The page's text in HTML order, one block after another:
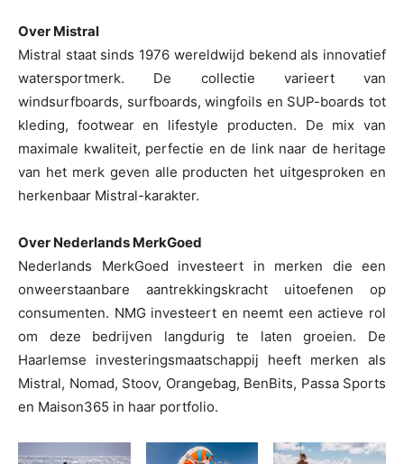
Over Mistral
Mistral staat sinds 1976 wereldwijd bekend als innovatief
watersportmerk. De collectie varieert van
windsurfboards, surfboards, wingfoils en SUP-boards tot
kleding, footwear en lifestyle producten. De mix van
maximale kwaliteit, perfectie en de link naar de heritage
van het merk geven alle producten het uitgesproken en
herkenbaar Mistral-karakter.
Over Nederlands MerkGoed
Nederlands MerkGoed investeert in merken die een
onweerstaanbare aantrekkingskracht uitoefenen op
consumenten. NMG investeert en neemt een actieve rol
om deze bedrijven langdurig te laten groeien. De
Haarlemse investeringsmaatschappij heeft merken als
Mistral, Nomad, Stoov, Orangebag, BenBits, Passa Sports
en Maison365 in haar portfolio.